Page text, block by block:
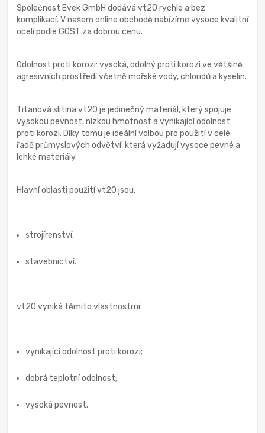
Společnost Evek GmbH dodává vt20 rychle a bez
komplikací. V našem online obchodě nabízíme vysoce kvalitní
oceli podle GOST za dobrou cenu.
Odolnost proti korozi: vysoká, odolný proti korozi ve většině
agresivních prostředí včetně mořské vody, chloridů a kyselin.
Titanová slitina vt20 je jedinečný materiál, který spojuje
vysokou pevnost, nízkou hmotnost a vynikající odolnost
proti korozi. Díky tomu je ideální volbou pro použití v celé
řadě průmyslových odvětví, která vyžadují vysoce pevné a
lehké materiály.
Hlavní oblasti použití vt20 jsou:
strojírenství;
stavebnictví.
vt20 vyniká těmito vlastnostmi:
vynikající odolnost proti korozi;
dobrá teplotní odolnost;
vysoká pevnost.